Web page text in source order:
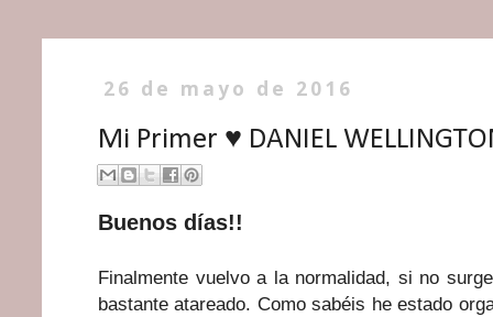
26 de mayo de 2016
Mi Primer ♥ DANIEL
Buenos días!!
Finalmente vuelvo a la normalidad, si no
bastante atareado. Como sabéis he estado